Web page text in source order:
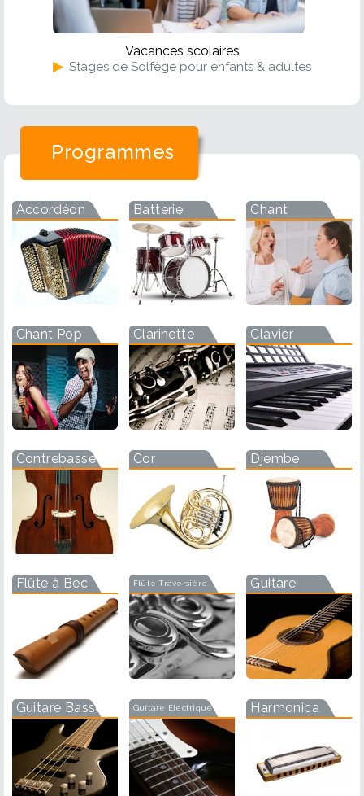
Vacances scolaires
▶ Stages de Solfège pour enfants & adultes
Programmes
Accordéon Batterie Chant
Chant Pop Clarinette Clavier
Contrebasse Cor Djembe
Flûte à Bec Flûte Traversière Guitare
Guitare Basse Guitare Electrique Harmonica